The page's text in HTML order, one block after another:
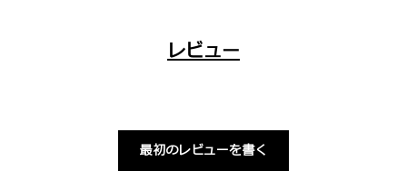
レビュー
最初のレビューを書く